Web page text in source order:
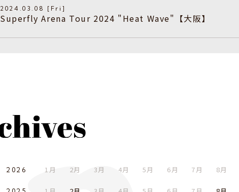
2024.03.08 [Fri]
Superfly Arena Tour 2024 "Heat Wave"【大阪】
2026
1月 2月 3月 4月 5月 6月 7月 8月